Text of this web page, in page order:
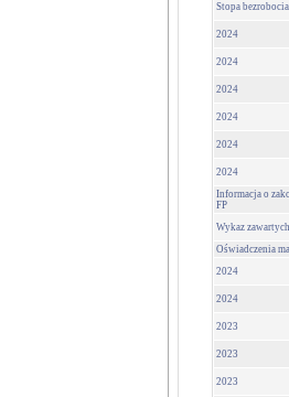
Stopa bezrobocia
2024
2024
2024
2024
2024
2024
Informacja o
FP
Wykaz
Oświadczenia
2024
2024
2023
2023
2023